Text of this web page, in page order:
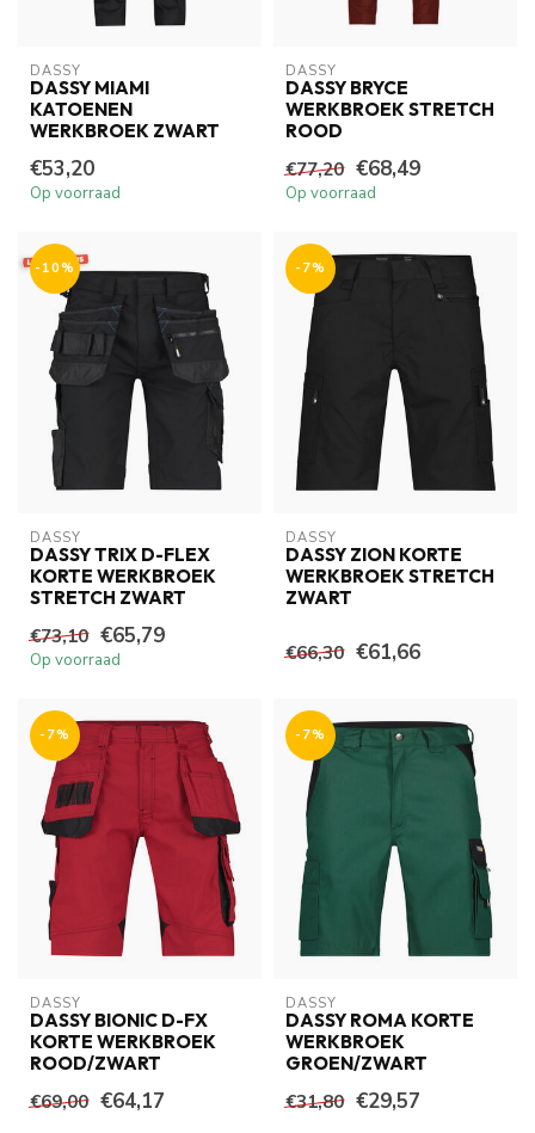
DASSY
DASSY MIAMI
KATOENEN
WERKBROEK ZWART
€53,20
Op voorraad
DASSY
DASSY BRYCE
WERKBROEK STRETCH
ROOD
€77,20 €68,49
Op voorraad
-10%
DASSY
DASSY TRIX D-FLEX
KORTE WERKBROEK
STRETCH ZWART
€73,10 €65,79
Op voorraad
-7%
DASSY
DASSY ZION KORTE
WERKBROEK STRETCH
ZWART
€66,30 €61,66
-7%
DASSY
DASSY BIONIC D-FX
KORTE WERKBROEK
ROOD/ZWART
€69,00 €64,17
-7%
DASSY
DASSY ROMA KORTE
WERKBROEK
GROEN/ZWART
€31,80 €29,57